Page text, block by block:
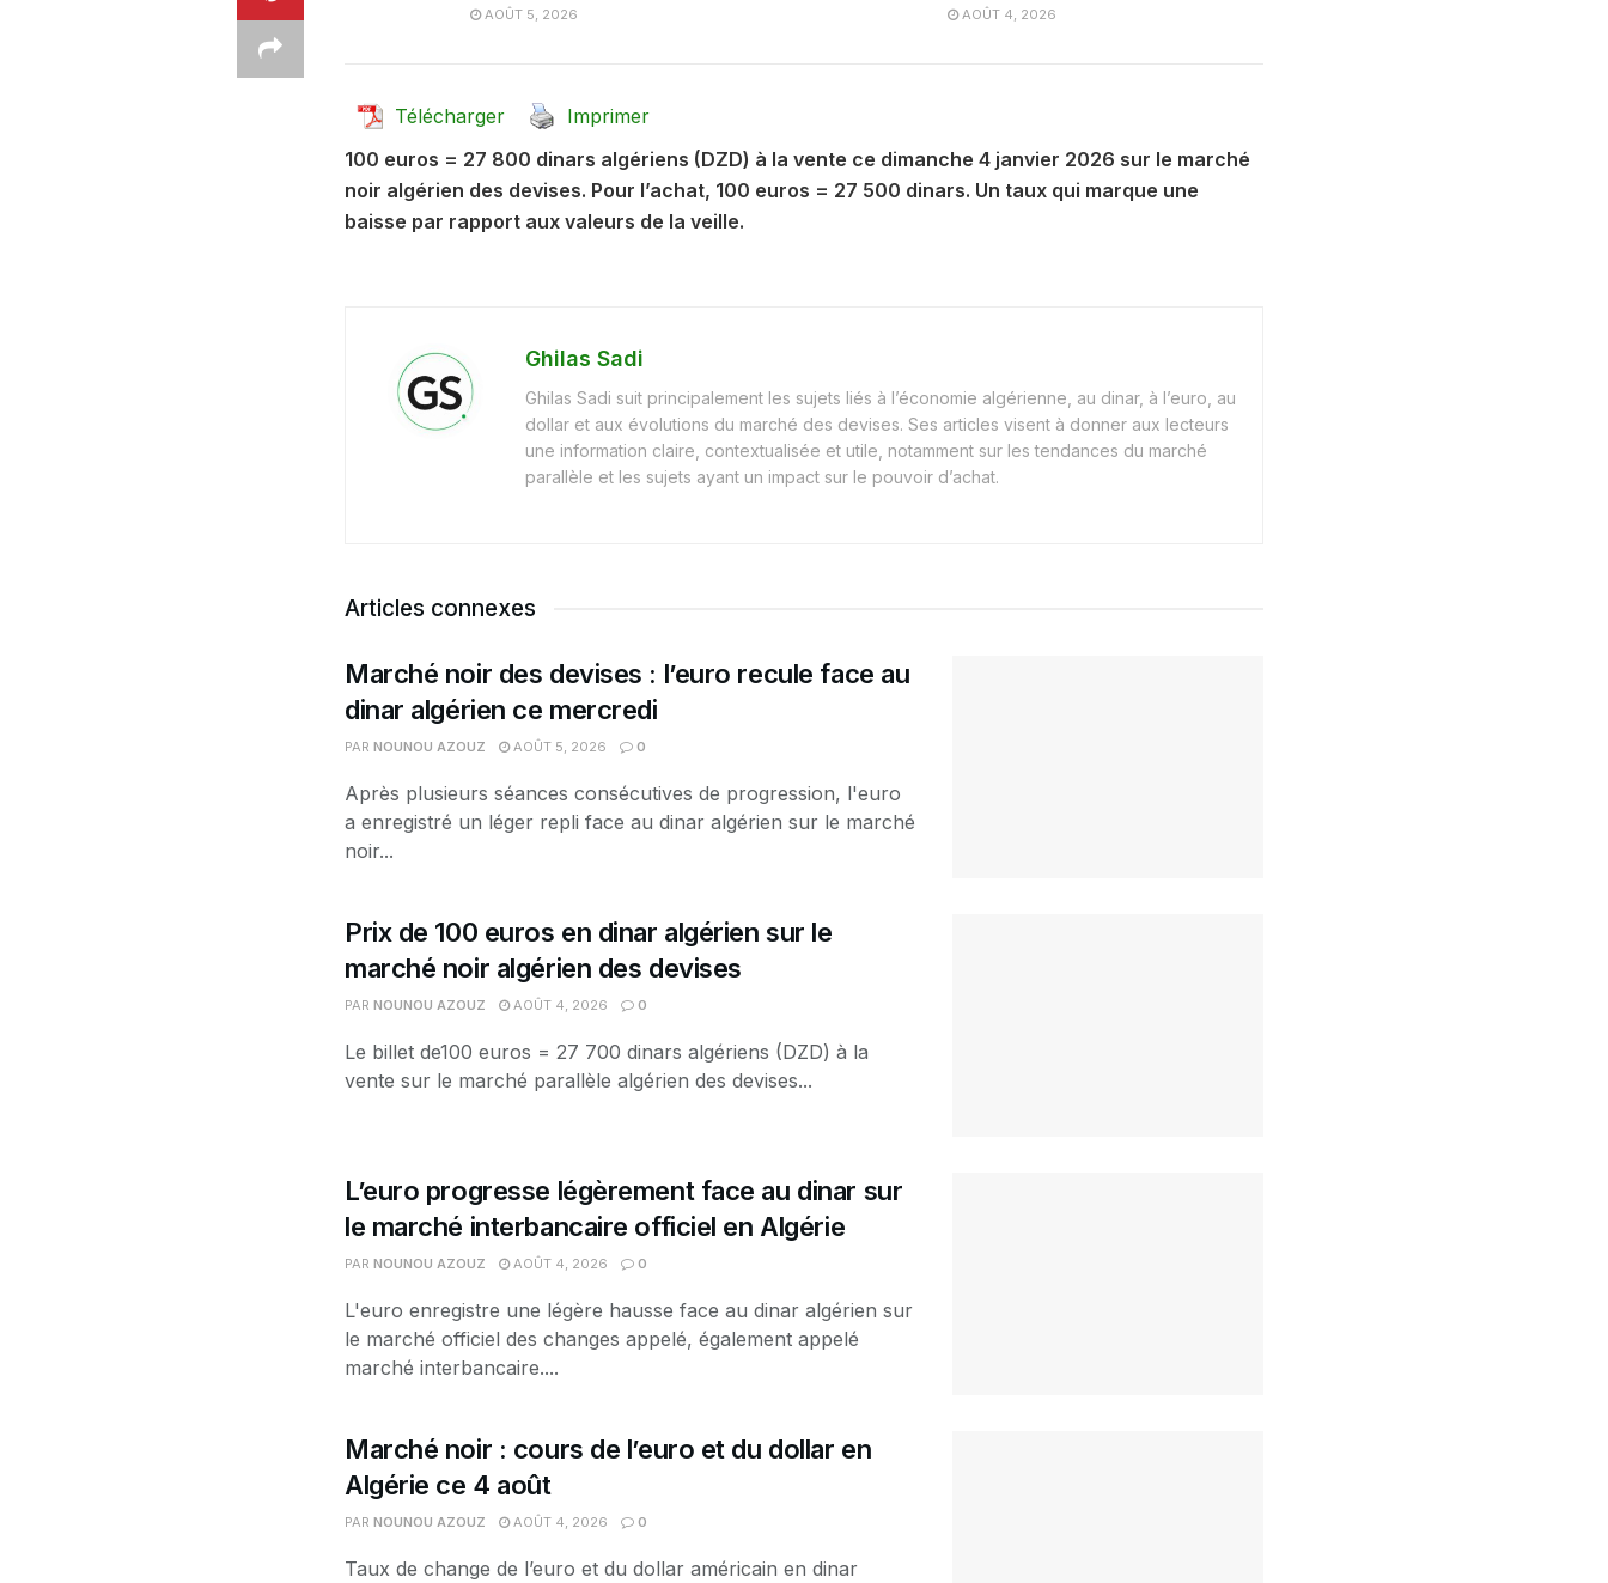
AOÛT 5, 2026 AOÛT 4, 2026
Télécharger
Imprimer
100 euros = 27 800 dinars algériens (DZD) à la vente ce dimanche 4 janvier 2026 sur le marché
noir algérien des devises. Pour l’achat, 100 euros = 27 500 dinars. Un taux qui marque une
baisse par rapport aux valeurs de la veille.
Ghilas Sadi
Ghilas Sadi suit principalement les sujets liés à l’économie algérienne, au dinar, à l’euro, au
dollar et aux évolutions du marché des devises. Ses articles visent à donner aux lecteurs
une information claire, contextualisée et utile, notamment sur les tendances du marché
parallèle et les sujets ayant un impact sur le pouvoir d’achat.
Articles connexes
Marché noir des devises : l’euro recule face au
dinar algérien ce mercredi
PAR NOUNOU AZOUZ AOÛT 5, 2026 0
Après plusieurs séances consécutives de progression, l'euro
a enregistré un léger repli face au dinar algérien sur le marché
noir...
Prix de 100 euros en dinar algérien sur le
marché noir algérien des devises
PAR NOUNOU AZOUZ AOÛT 4, 2026 0
Le billet de100 euros = 27 700 dinars algériens (DZD) à la
vente sur le marché parallèle algérien des devises...
L’euro progresse légèrement face au dinar sur
le marché interbancaire officiel en Algérie
PAR NOUNOU AZOUZ AOÛT 4, 2026 0
L'euro enregistre une légère hausse face au dinar algérien sur
le marché officiel des changes appelé, également appelé
marché interbancaire....
Marché noir : cours de l’euro et du dollar en
Algérie ce 4 août
PAR NOUNOU AZOUZ AOÛT 4, 2026 0
Taux de change de l’euro et du dollar américain en dinar